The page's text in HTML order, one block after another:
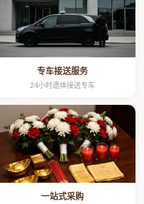
专车接送服务
24小时遗体接送专车
一站式采购